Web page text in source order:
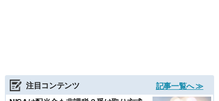
注目コンテンツ
記事一覧へ ≫